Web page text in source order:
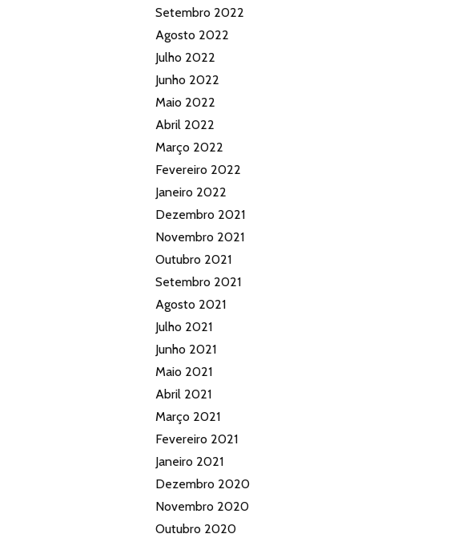
Setembro 2022
Agosto 2022
Julho 2022
Junho 2022
Maio 2022
Abril 2022
Março 2022
Fevereiro 2022
Janeiro 2022
Dezembro 2021
Novembro 2021
Outubro 2021
Setembro 2021
Agosto 2021
Julho 2021
Junho 2021
Maio 2021
Abril 2021
Março 2021
Fevereiro 2021
Janeiro 2021
Dezembro 2020
Novembro 2020
Outubro 2020